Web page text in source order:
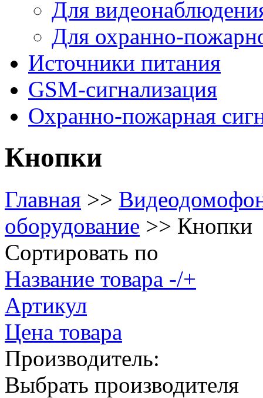
Для
Для охранно-
Источники питания
GSM-сигнализация
Охранно-пожарная
Кнопки
Главная >>
оборудование >> Кнопки
Сортировать по
Название товара -/+
Артикул
Цена товара
Производитель:
Выбрать производителя